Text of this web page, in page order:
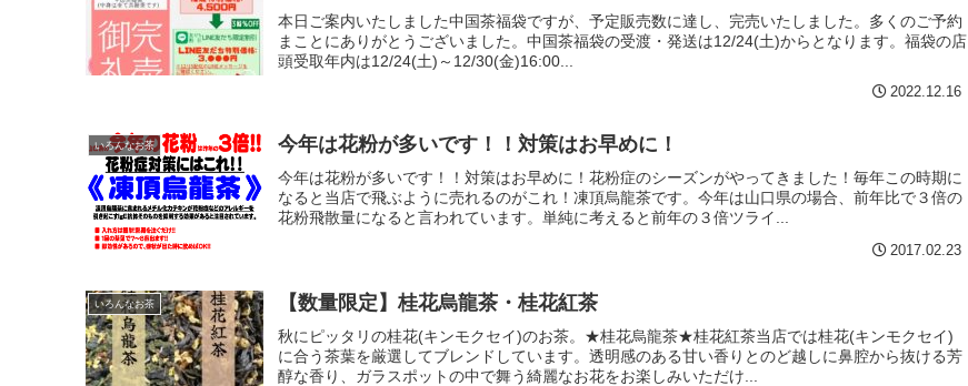
本日ご案内いたしました中国茶福袋ですが、予定販売数に達し、完売いたしました。多くのご予約
まことにありがとうございました。中国茶福袋の受渡・発送は12/24(土)からとなります。福袋の店
頭受取年内は12/24(土)～12/30(金)16:00...
2022.12.16
いろんなお茶 今年は花粉が多いです！！対策はお早めに！
今年は花粉が多いです！！対策はお早めに！花粉症のシーズンがやってきました！毎年この時期に
なると当店で飛ぶように売れるのがこれ！凍頂烏龍茶です。今年は山口県の場合、前年比で３倍の
花粉飛散量になると言われています。単純に考えると前年の３倍ツライ...
2017.02.23
いろんなお茶 【数量限定】桂花烏龍茶・桂花紅茶
秋にピッタリの桂花(キンモクセイ)のお茶。★桂花烏龍茶★桂花紅茶当店では桂花(キンモクセイ)
に合う茶葉を厳選してブレンドしています。透明感のある甘い香りとのど越しに鼻腔から抜ける芳
醇な香り、ガラスポットの中で舞う綺麗なお花をお楽しみいただけ...